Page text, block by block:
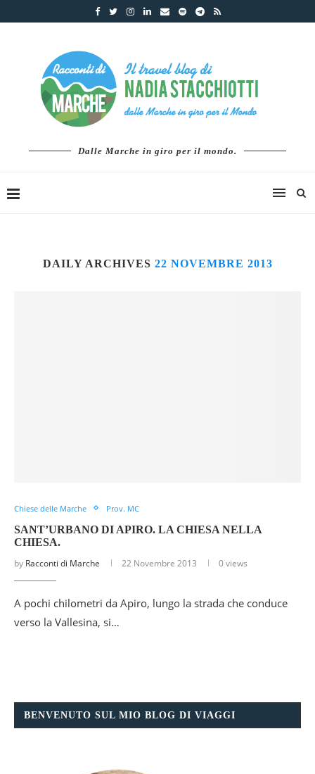
Dalle Marche in giro per il mondo.
DAILY ARCHIVES 22 NOVEMBRE 2013
Chiese delle Marche Prov. MC
SANT’URBANO DI APIRO. LA CHIESA NELLA
CHIESA.
by Racconti di Marche 22 Novembre 2013 0 views
A pochi chilometri da Apiro, lungo la strada che conduce
verso la Vallesina, si…
BENVENUTO SUL MIO BLOG DI VIAGGI